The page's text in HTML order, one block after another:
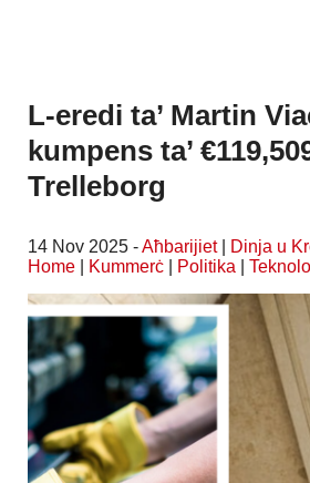
L-eredi ta’ Martin
kumpens ta’
Trelleborg
14 Nov 2025 -Aħbarijiet| Dinja u
Home
Kummerċ Politika